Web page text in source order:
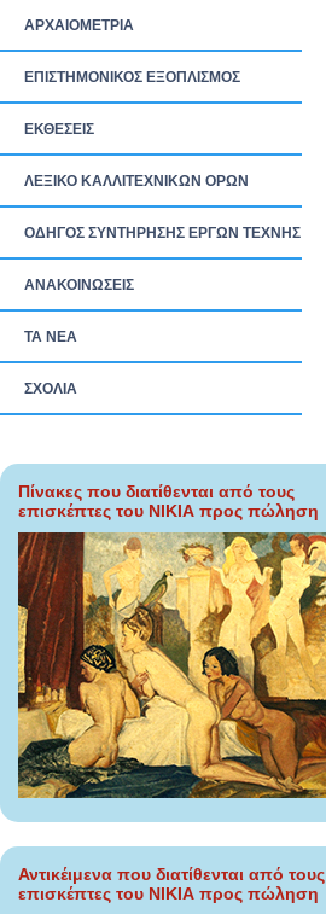
ΑΡΧΑΙΟΜΕΤΡΙΑ
ΕΠΙΣΤΗΜΟΝΙΚΟΣ ΕΞΟΠΛΙΣΜΟΣ
ΕΚΘΕΣΕΙΣ
ΛΕΞΙΚΟ ΚΑΛΛΙΤΕΧΝΙΚΩΝ ΟΡΩΝ
ΟΔΗΓΟΣ ΣΥΝΤΗΡΗΣΗΣ ΕΡΓΩΝ ΤΕΧΝΗΣ
ΑΝΑΚΟΙΝΩΣΕΙΣ
ΤΑ ΝEΑ
ΣΧΟΛΙΑ
Πίνακες που διατίθενται από τους
επισκέπτες του ΝΙΚΙΑ προς πώληση
Αντικέιμενα που διατίθενται από τους
επισκέπτες του ΝΙΚΙΑ προς πώληση